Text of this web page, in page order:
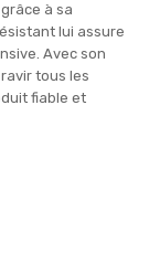
à sa
lui assure
Avec son
tous les
fiable et